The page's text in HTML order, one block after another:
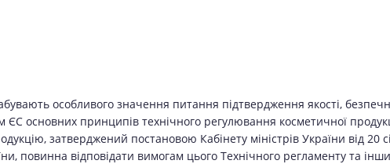
особливого значення питання підтвердження якості,
основних принципів технічного регулювання косметичної
затверджений постановою Кабінету міністрів України від 20
повинна відповідати вимогам цього Технічного регламенту та